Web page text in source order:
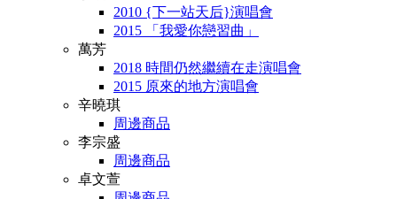
2010 {下一站天后}演唱會
2015 「我愛你戀習曲」
萬芳
2018 時間仍然繼續在走演唱會
2015 原來的地方演唱會
辛曉琪
周邊商品
李宗盛
周邊商品
卓文萱